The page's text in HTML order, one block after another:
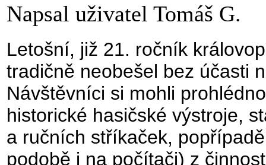
Napsal uživatel Tomáš G.
Letošní, již 21. ročník
tradičně neobešel bez účasti
Návštěvníci si mohli
historické hasičské výstroje,
a ručních stříkaček,
podobě i na počítači) z